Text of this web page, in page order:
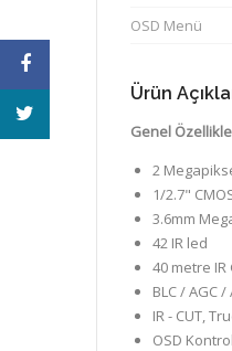
OSD Menü
Ürün
Genel
2
1/2.7"
3.6mm
42 IR led
40 metre
BLC / AGC
IR - CUT,
OSD